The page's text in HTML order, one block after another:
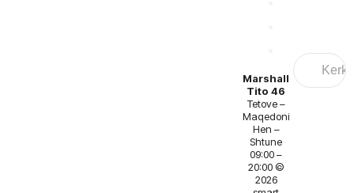
Marshall
Tito 46
Tetove –
Maqedoni
Hen –
Shtune
09:00 –
20:00 ©
2026
Search
...